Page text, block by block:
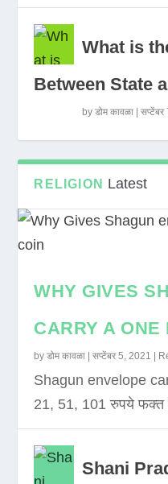
What is
Between State
byडोम कावळा |
RELIGION Latest
WHY GIVES
CARRY A ONE
byडोम कावळा |सप्टेंबर 5, 2021
Shagun envelope
21, 51, 101 रुपये फक्त
Shani